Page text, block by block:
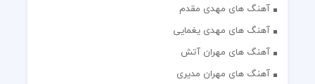
آهنگ های مهدی مقدم
آهنگ های مهدی یغمایی
آهنگ های مهران آتش
آهنگ های مهران مدیری